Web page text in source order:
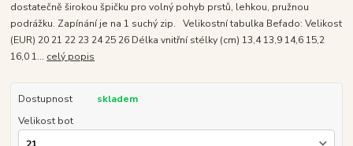
dostatečně širokou špičku pro volný pohyb prstů, lehkou, pružnou
podrážku. Zapínání je na 1 suchý zip. Velikostní tabulka Befado: Velikost
(EUR) 20 21 22 23 24 25 26 Délka vnitřní stélky (cm) 13,4 13,9 14,6 15,2
16,0 1... celý popis
Dostupnost
skladem
Velikost bot